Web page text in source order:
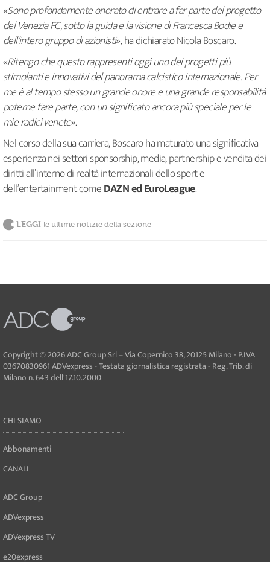
«Sono profondamente onorato di entrare a far parte del progetto
del Venezia FC, sotto la guida e la visione di Francesca Bodie e
dell’intero gruppo di azionisti», ha dichiarato Nicola Boscaro.
«Ritengo che questo rappresenti oggi uno dei progetti più
stimolanti e innovativi del panorama calcistico internazionale. Per
me è al tempo stesso un grande onore e una grande responsabilità
poterne fare parte, con un significato ancora più speciale per le
mie radici venete».
Nel corso della sua carriera, Boscaro ha maturato una significativa
esperienza nei settori sponsorship, media, partnership e vendita dei
diritti all’interno di realtà internazionali dello sport e
dell’entertainment comeDAZN ed EuroLeague.
LEGGI le ultime notizie della sezione
Copyright © 2026 ADC Group Srl – Via Copernico 38, 20125 Milano - P.IVA
03670830961 ADVexpress - Testata giornalistica registrata - Reg. Trib. di
Milano n. 643 dell'17.10.2000
CHI SIAMO
Abbonamenti
CANALI
ADC Group
ADVexpress
ADVexpress TV
e20express